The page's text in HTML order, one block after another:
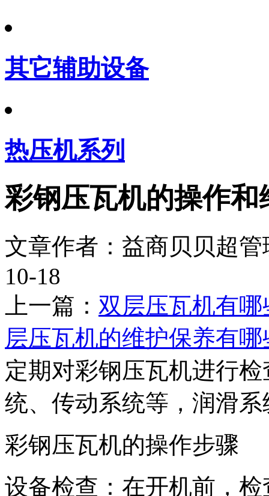
其它辅助设备
热压机系列
彩钢压瓦机的操作和
文章作者：益商贝贝
10-18
上一篇： 双层压瓦机有
层压瓦机的维护保养有哪
定期对彩钢压瓦机进行
统、传动系统等，润滑
彩钢压瓦机的操作步骤
设备检查：在开机前，